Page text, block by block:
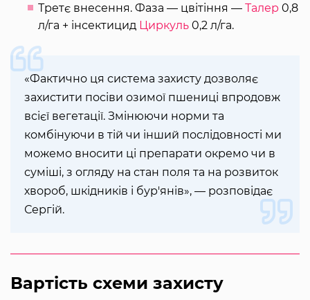
Третє внесення. Фаза — цвітіння — Талер 0,8
л/га + інсектицид Циркуль 0,2 л/га.
«Фактично ця система захисту дозволяє
захистити посіви озимої пшениці впродовж
всієї вегетації. Змінюючи норми та
комбінуючи в тій чи інший послідовності ми
можемо вносити ці препарати окремо чи в
суміші, з огляду на стан поля та на розвиток
хвороб, шкідників і бур'янів», — розповідає
Сергій.
Вартість схеми захисту